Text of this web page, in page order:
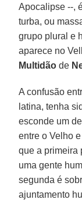
Apocalipse --,
turba, ou
grupo plural e
aparece no
Multidão de
A confusão
latina, tenha
esconde um
entre o Velho
que a primeira
uma gente
segunda é
ajuntamento